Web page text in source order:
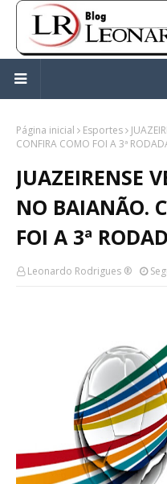
Página inicial Esportes
CONFIRA COMO FOI A 3ª
JUAZEIRENSE
NO BAIANÃO.
FOI A 3ª
Leonardo Rodrigues ®